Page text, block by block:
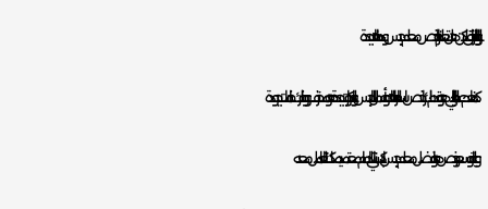
وانه اختيارنا الوفق لكن هل تعلم انه ارخص معلم جبس ودهانات بجدة.
كما نعم عميلنا الغالي هو يقدم لك ارخص اسعار الدهانات وأعمال الجبس والديكورات بجدة، هو محترف ويوفر لك خامات بجودة
و عالية وسعر رخيص، هو افضل معلم جبس باكستاني الدمام معتمد يمكنك التعامل معه.